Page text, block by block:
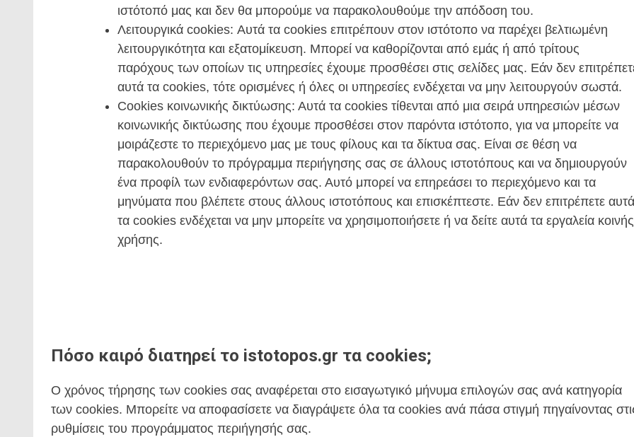
ιστότοπό μας και δεν θα μπορούμε να παρακολουθούμε την απόδοση του.
Λειτουργικά cookies: Αυτά τα cookies επιτρέπουν στον ιστότοπο να παρέχει βελτιωμένη
λειτουργικότητα και εξατομίκευση. Μπορεί να καθορίζονται από εμάς ή από τρίτους
παρόχους των οποίων τις υπηρεσίες έχουμε προσθέσει στις σελίδες μας. Εάν δεν
αυτά τα cookies, τότε ορισμένες ή όλες οι υπηρεσίες ενδέχεται να μην λειτουργούν σωστά.
Cookies κοινωνικής δικτύωσης: Αυτά τα cookies τίθενται από μια σειρά υπηρεσιών μέσων
κοινωνικής δικτύωσης που έχουμε προσθέσει στον παρόντα ιστότοπο, για να μπορείτε να
μοιράζεστε το περιεχόμενο μας με τους φίλους και τα δίκτυα σας. Είναι σε θέση να
παρακολουθούν το πρόγραμμα περιήγησης σας σε άλλους ιστοτόπους και να δημιουργούν
ένα προφίλ των ενδιαφερόντων σας. Αυτό μπορεί να επηρεάσει το περιεχόμενο και τα
μηνύματα που βλέπετε στους άλλους ιστοτόπους και επισκέπτεστε. Εάν δεν επιτρέπετε αυτά
τα cookies ενδέχεται να μην μπορείτε να χρησιμοποιήσετε ή να δείτε αυτά τα εργαλεία κοινής
χρήσης.
Πόσο καιρό διατηρεί το istotopos.gr τα cookies;
Ο χρόνος τήρησης των cookies σας αναφέρεται στο εισαγωτγικό μήνυμα επιλογών σας ανά κατηγορία
των cookies. Μπορείτε να αποφασίσετε να διαγράψετε όλα τα cookies ανά πάσα στιγμή πηγαίνοντας
ρυθμίσεις του προγράμματος περιήγησής σας.